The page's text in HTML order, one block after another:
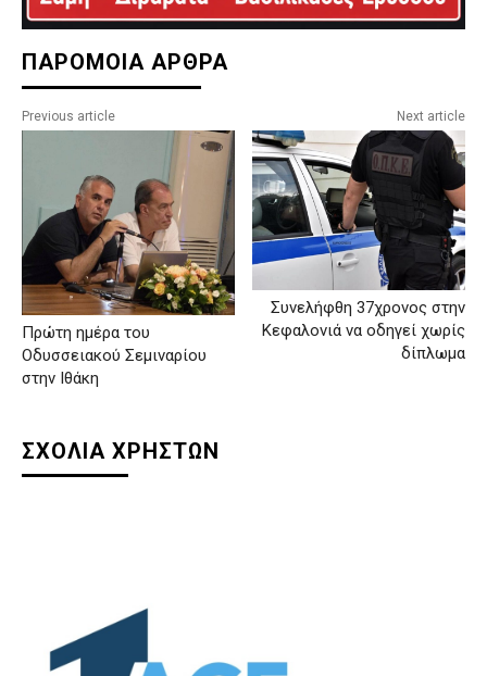
ΠΑΡΟΜΟΙΑ ΑΡΘΡΑ
Previous article
Πρώτη ημέρα του
Οδυσσειακού Σεμιναρίου
στην Ιθάκη
Next article
Συνελήφθη 37χρονος στην
Κεφαλονιά να οδηγεί χωρίς
δίπλωμα
ΣΧΟΛΙΑ ΧΡΗΣΤΩΝ